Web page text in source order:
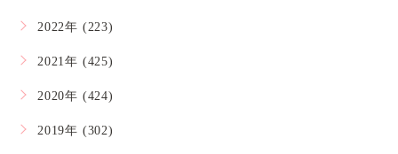
2022年 (223)
2021年 (425)
2020年 (424)
2019年 (302)